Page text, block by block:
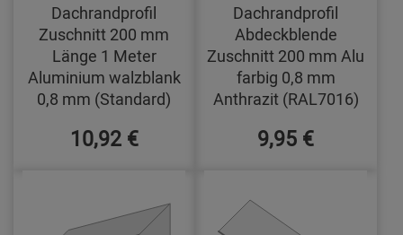
Dachrandprofil
Zuschnitt 200 mm
Länge 1 Meter
Aluminium walzblank
0,8 mm (Standard)
10,92 €
Dachrandprofil
Abdeckblende
Zuschnitt 200 mm Alu
farbig 0,8 mm
Anthrazit (RAL7016)
9,95 €